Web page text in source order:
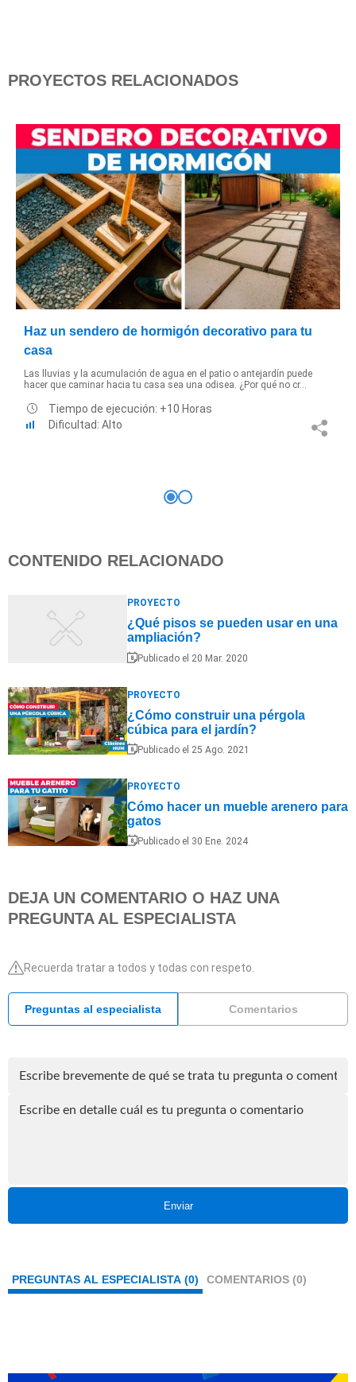
PROYECTOS RELACIONADOS
Haz un sendero de hormigón decorativo para tu
casa
Las lluvias y la acumulación de agua en el patio o antejardín puede
hacer que caminar hacia tu casa sea una odisea. ¿Por qué no cr...
Tiempo de ejecución: +10 Horas
Dificultad: Alto
CONTENIDO RELACIONADO
PROYECTO
¿Qué pisos se pueden usar en una
ampliación?
Publicado el 20 Mar. 2020
PROYECTO
¿Cómo construir una pérgola
cúbica para el jardín?
Publicado el 25 Ago. 2021
PROYECTO
Cómo hacer un mueble arenero para
gatos
Publicado el 30 Ene. 2024
DEJA UN COMENTARIO O HAZ UNA
PREGUNTA AL ESPECIALISTA
Recuerda tratar a todos y todas con respeto.
Preguntas al especialista Comentarios
Enviar
PREGUNTAS AL ESPECIALISTA (0) COMENTARIOS (0)